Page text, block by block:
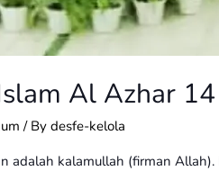
Al Azhar
/ By desfe-kelola
adalah kalamullah (firman